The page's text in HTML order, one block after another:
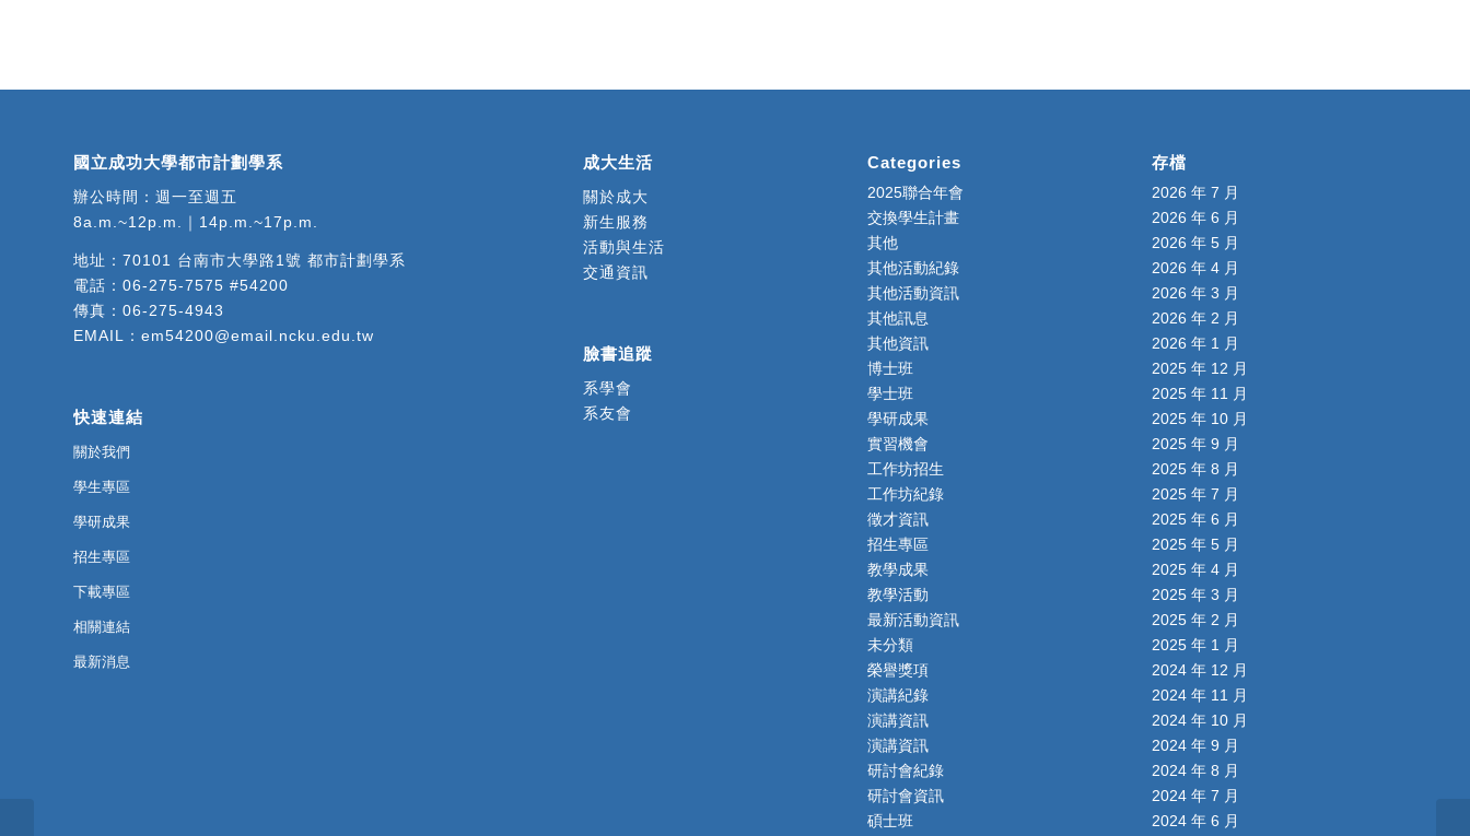
國立成功大學都市計劃學系
辦公時間：週一至週五
8a.m.~12p.m.｜14p.m.~17p.m.
地址： 70101 台南市大學路1號 都市計劃學系
電話： 06-275-7575 #54200
傳真：06-275-4943
EMAIL： em54200@email.ncku.edu.tw
快速連結
關於我們
學生專區
學研成果
招生專區
下載專區
相關連結
最新消息
成大生活
關於成大
新生服務
活動與生活
交通資訊
臉書追蹤
系學會
系友會
Categories
2025聯合年會
交換學生計畫
其他
其他活動紀錄
其他活動資訊
其他訊息
其他資訊
博士班
學士班
學研成果
實習機會
工作坊招生
工作坊紀錄
徵才資訊
招生專區
教學成果
教學活動
最新活動資訊
未分類
榮譽獎項
演講紀錄
演講資訊
演講資訊
研討會紀錄
研討會資訊
碩士班
存檔
2026 年 7 月
2026 年 6 月
2026 年 5 月
2026 年 4 月
2026 年 3 月
2026 年 2 月
2026 年 1 月
2025 年 12 月
2025 年 11 月
2025 年 10 月
2025 年 9 月
2025 年 8 月
2025 年 7 月
2025 年 6 月
2025 年 5 月
2025 年 4 月
2025 年 3 月
2025 年 2 月
2025 年 1 月
2024 年 12 月
2024 年 11 月
2024 年 10 月
2024 年 9 月
2024 年 8 月
2024 年 7 月
2024 年 6 月